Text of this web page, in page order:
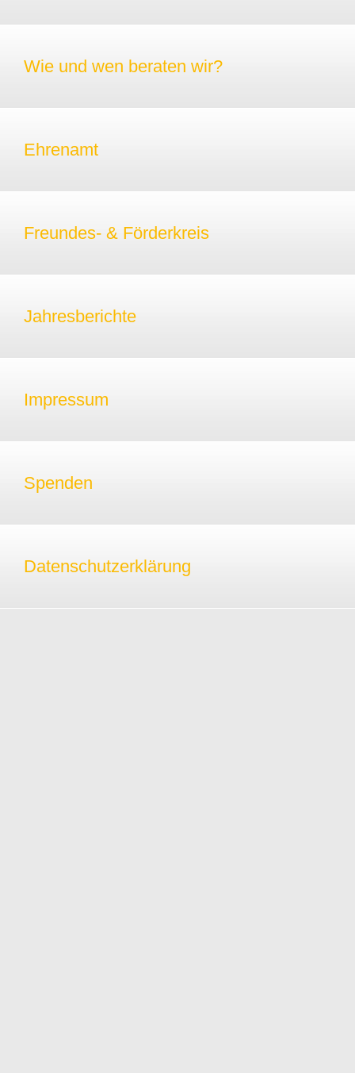
Wie und wen beraten wir?
Ehrenamt
Freundes- & Förderkreis
Jahresberichte
Impressum
Spenden
Datenschutzerklärung